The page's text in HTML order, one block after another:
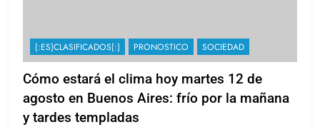
{:ES}CLASIFICADOS{:} PRONOSTICO SOCIEDAD
Cómo estará el clima hoy martes 12 de
agosto en Buenos Aires: frío por la mañana
y tardes templadas